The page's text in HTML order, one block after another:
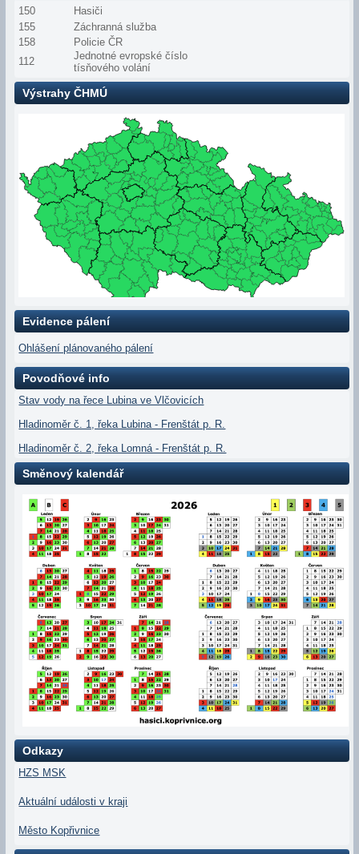
150
Hasiči
155
Záchranná služba
158
Policie ČR
112
Jednotné evropské číslo
tísňového volání
Výstrahy ČHMÚ
Evidence pálení
Ohlášení plánovaného pálení
Povodňové info
Stav vody na řece Lubina ve Vlčovicích
Hladinoměr č. 1, řeka Lubina - Frenštát p. R.
Hladinoměr č. 2, řeka Lomná - Frenštát p. R.
Směnový kalendář
Odkazy
HZS MSK
Aktuální události v kraji
Město Kopřivnice